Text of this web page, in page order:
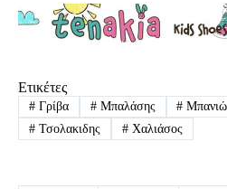
Ετικέτες
#Γρίβα #Μπαλάσης #
#Τσολακιδης #Χαλιάσος